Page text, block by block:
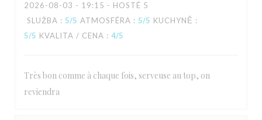
2026-08-03 - 19:15 - HOSTÉ 5
SLUŽBA : 5/5 ATMOSFÉRA : 5/5 KUCHYNĚ :
5/5 KVALITA / CENA : 4/5
Très bon comme à chaque fois, serveuse au top, on
reviendra